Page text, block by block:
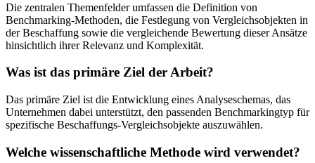
Die zentralen Themenfelder umfassen die Definition von
Benchmarking-Methoden, die Festlegung von Vergleichsobjekten in
der Beschaffung sowie die vergleichende Bewertung dieser Ansätze
hinsichtlich ihrer Relevanz und Komplexität.
Was ist das primäre Ziel der Arbeit?
Das primäre Ziel ist die Entwicklung eines Analyseschemas, das
Unternehmen dabei unterstützt, den passenden Benchmarkingtyp für
spezifische Beschaffungs-Vergleichsobjekte auszuwählen.
Welche wissenschaftliche Methode wird verwendet?